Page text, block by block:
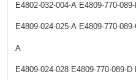
E4802-032-004-A E4809-770-
E4809-024-025-A E4809-770-
A
E4809-024-028 E4809-770-089-D